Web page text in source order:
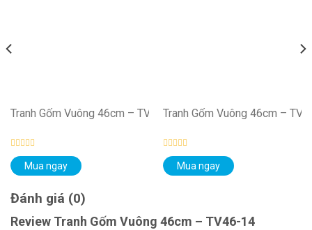
Tranh Gốm Vuông 46cm – TV46-01
Được
xếp
hạng
5
sao
Mua ngay
Tranh Gốm Vuông 46cm –
Được
xếp
hạng
Mua ngay
06
Đánh giá (0)
Review Tranh Gốm Vuông 46cm – TV46-14